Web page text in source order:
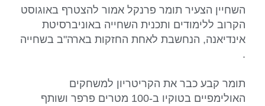
השחיין הצעיר תומר פרנקל אמור להצטרף באוגוסט
הקרוב ללימודים ותכנית השחייה באוניברסיטת
אינדיאנה, הנחשבת לאחת החזקות בארה"ב בשחייה
.
תומר קבע כבר את הקריטריון למשחקים
האולימפיים בטוקיו ב-100 מטרים פרפר ושותף